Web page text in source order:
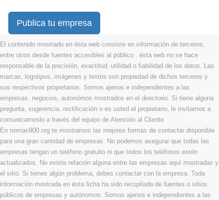
Publica tu empresa
El contenido mostrado en ésta web consiste en información de terceros,
entre otros desde fuentes accesibles al público . ésta web no se hace
responsable de la precisión, exactitud, utilidad o fiabilidad de los datos. Las
marcas, logotipos, imágenes y textos son propiedad de dichos terceros y
sus respectivos propietarios. Somos ajenos e independientes a las
empresas, negocios, autonómos mostrados en el directorio. Si tiene alguna
pregunta, sugerencia, rectificación o es usted el propietario, le invitamos a
comunicarnoslo a través del equipo de Atención al Cliente
En nomas900.org te mostramos las mejores formas de contactar disponible
para una gran cantidad de empresas. No podemos asegurar que todas las
empresas tengan un teléfono gratuito ni que todos los teléfonos estén
actualizados. No existe relación alguna entre las empresas aquí mostradas y
el sitio. Si tienes algún problema, debes contactar con la empresa. Toda
información mostrada en ésta ficha ha sido recopilada de fuentes o sitios
públicos de empresas y autónomos. Somos ajenos e independientes a las